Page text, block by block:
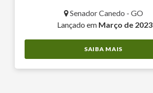
Senador Canedo - GO
Lançado em Março de 2023
SAIBA MAIS